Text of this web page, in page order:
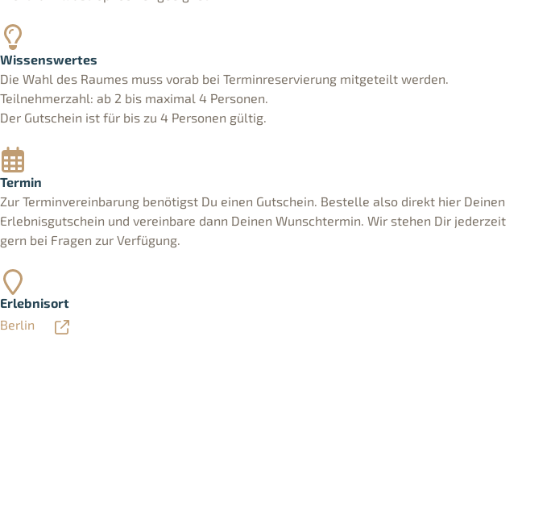
Wissenswertes
Die Wahl des Raumes muss vorab bei Terminreservierung mitgeteilt werden.
Teilnehmerzahl: ab 2 bis maximal 4 Personen.
Der Gutschein ist für bis zu 4 Personen gültig.
Termin
Zur Terminvereinbarung benötigst Du einen Gutschein. Bestelle also direkt hier Deinen
Erlebnisgutschein und vereinbare dann Deinen Wunschtermin. Wir stehen Dir jederzeit
gern bei Fragen zur Verfügung.
Erlebnisort
Berlin